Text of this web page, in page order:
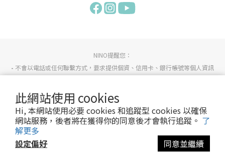
此網站使用 cookies
Hi, 本網站使用必要 cookies 和追蹤型 cookies 以確保
網站服務，後者將在獲得你的同意後才會執行追蹤。 了
解更多
設定偏好
同意並繼續
NINO提醒您：
- 不會以電話或任何聯繫方式，要求提供個資、信用卡、銀行帳號等個人資訊
-不會要求變更分期付款或有連續扣款的情形
若有任何疑慮請詢問NINO官方客服info@nino-world.com或反詐騙專線165確認。